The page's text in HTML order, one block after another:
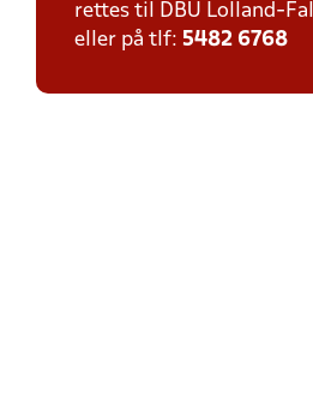
rettes til DBU Lolland-
eller på tlf: 5482 6768